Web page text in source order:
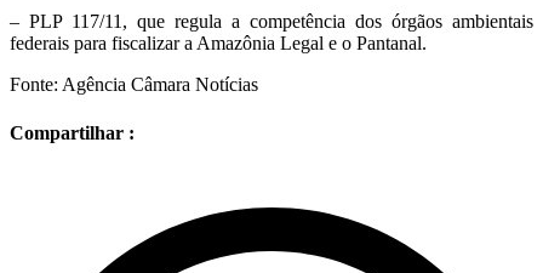
– PLP 117/11, que regula a competência dos órgãos ambientais
federais para fiscalizar a Amazônia Legal e o Pantanal.
Fonte: Agência Câmara Notícias
Compartilhar :